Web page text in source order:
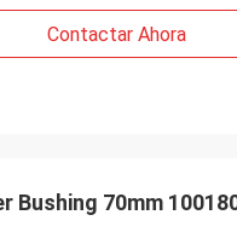
Contactar Ahora
Bushing 70mm